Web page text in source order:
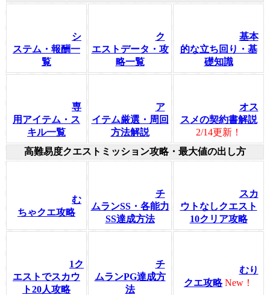
シ
ステム・報酬一
覧
ク
エストデータ・攻
略一覧
基本
的な立ち回り・基
礎知識
専
用アイテム・ス
キル一覧
ア
イテム厳選・周回
方法解説
オス
スメの契約書解説
2/14更新！
高難易度クエストミッション攻略・最大値の出し方
む
ちゃクエ攻略
チ
ムランSS・各能力
SS達成方法
スカ
ウトなしクエスト
10クリア攻略
1ク
エストでスカウ
ト20人攻略
チ
ムランPG達成方
法
むり
クエ攻略 New！